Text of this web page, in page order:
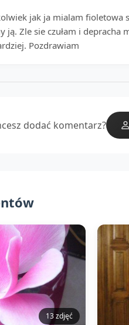
jak ja mialam fioletowa
ją. Zle sie czułam i depracha
Pozdrawiam
dodać komentarz?
13 zdjęć